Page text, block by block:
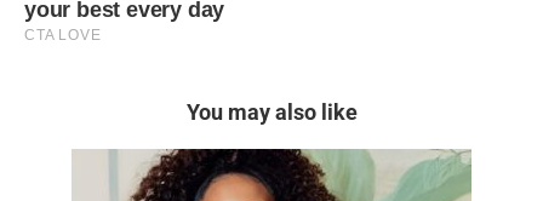
You may also like